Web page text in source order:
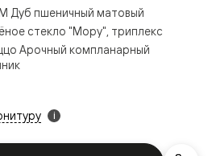
i
Дуб пшеничный матовый
стекло "Мору", триплекс
Арочный компланарный